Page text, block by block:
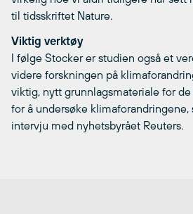
til tidsskriftet Nature.
Viktig verktøy
I følge Stocker er studien også et
videre forskningen på
viktig, nytt grunnlagsmateriale for
for å undersøke klimaforandringene,
intervju med nyhetsbyrået Reuters.